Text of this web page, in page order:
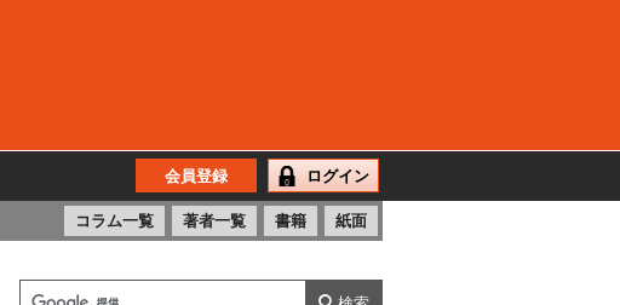
会員登録 ログイン
コラム一覧 著者一覧 書籍 紙面